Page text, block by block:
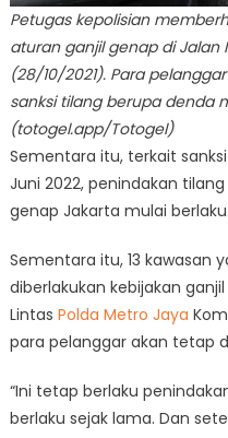
Petugas kepolisian
aturan ganjil genap di Jalan
(28/10/2021). Para
sanksi tilang berupa denda
(totogel.app/Totogel)
Sementara itu, terkait
Juni 2022, penindakan
genap Jakarta mulai berlaku.
Sementara itu, 13 kawasan
diberlakukan kebijakan
Lintas Polda Metro Jaya
para pelanggar akan tetap
“Ini tetap berlaku
berlaku sejak lama. Dan